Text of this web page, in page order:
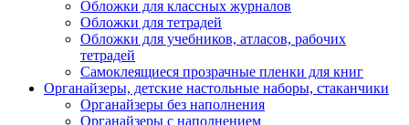
Обложки для классных журналов
Обложки для тетрадей
Обложки для учебников, атласов, рабочих
тетрадей
Самоклеящиеся прозрачные пленки для книг
Органайзеры, детские настольные наборы, стаканчики
Органайзеры без наполнения
Органайзеры с наполнением